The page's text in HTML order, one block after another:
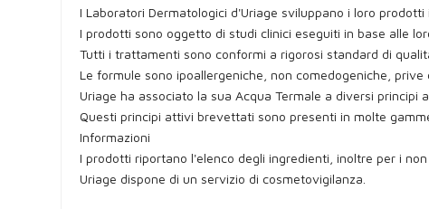
I Laboratori Dermatologici d'Uriage sviluppano i loro
I prodotti sono oggetto di studi clinici eseguiti in base alle
Tutti i trattamenti sono conformi a rigorosi standard di
Le formule sono ipoallergeniche, non comedogeniche,
Uriage ha associato la sua Acqua Termale a diversi
Questi principi attivi brevettati sono presenti in molte
Informazioni
I prodotti riportano l'elenco degli ingredienti, inoltre per i
Uriage dispone di un servizio di cosmetovigilanza.